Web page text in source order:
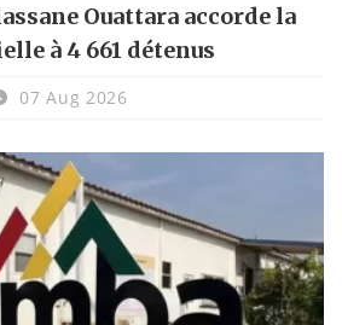
Ouattara accorde la
à 4 661 détenus
07 Aug 2026